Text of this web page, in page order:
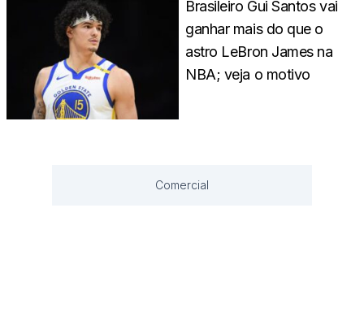
Brasileiro Gui Santos vai
ganhar mais do que o
astro LeBron James na
NBA; veja o motivo
Comercial